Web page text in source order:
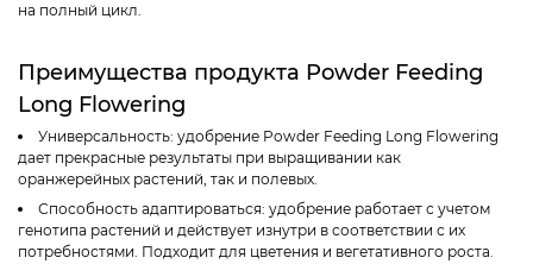
на полный цикл.
Преимущества продукта Powder Feeding
Long Flowering
Универсальность: удобрение Powder Feeding Long Flowering
дает прекрасные результаты при выращивании как
оранжерейных растений, так и полевых.
Способность адаптироваться: удобрение работает с учетом
генотипа растений и действует изнутри в соответствии с их
потребностями. Подходит для цветения и вегетативного роста.